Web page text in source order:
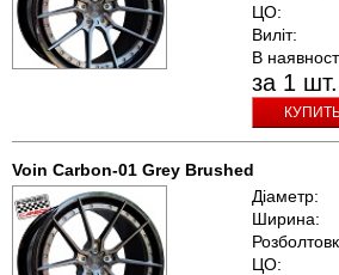
ЦО:
Виліт:
В
за 1 шт.
Voin Carbon-01 Grey Brushed
Діаметр:
Ширина:
ЦО: